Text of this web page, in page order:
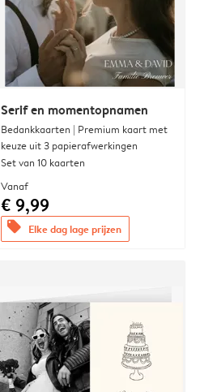
Serif en momentopnamen
Bedankkaarten | Premium kaart met
keuze uit 3 papierafwerkingen
Set van 10 kaarten
Vanaf
€ 9,99
offers Elke dag lage prijzen